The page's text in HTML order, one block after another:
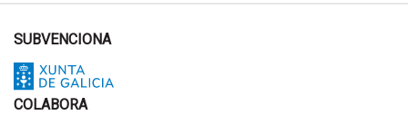
SUBVENCIONA
COLABORA